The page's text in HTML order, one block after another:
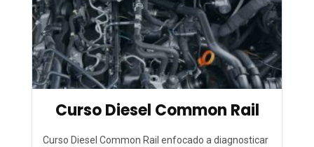
Curso Diesel Common Rail
Curso Diesel Common Rail enfocado a diagnosticar